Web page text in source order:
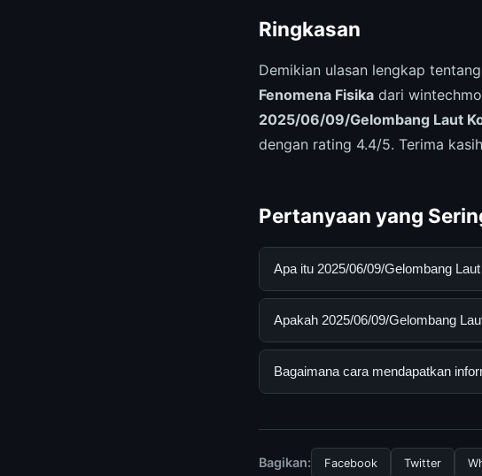
Ringkasan
Demikian ulasan lengkap tentang
Fenomena Fisika dari
2025/06/09/Gelombang Laut
dengan rating 4.4/5. Terima
Pertanyaan yang
Apa itu 2025/06/09/Gelombang
2025/06/09/Gelombang Laut
mengunjungi situs resmi dan
Apakah 2025/06/09/Gelombang
Ya, 2025/06/09/Gelombang Laut
Bagaimana cara mendapatkan
dan terpercaya.
Bagikan: Facebook Twitter